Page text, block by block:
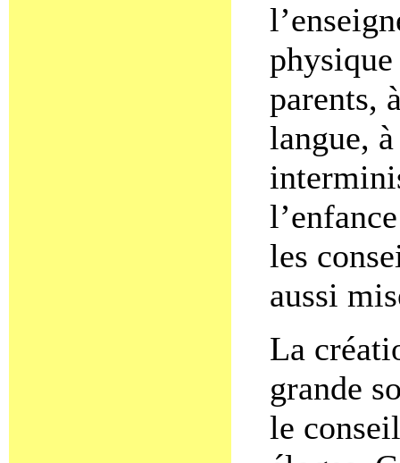
parents,
langue,
les
aussi
La
grande
le